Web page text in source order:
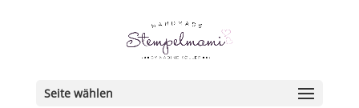
Seite wählen